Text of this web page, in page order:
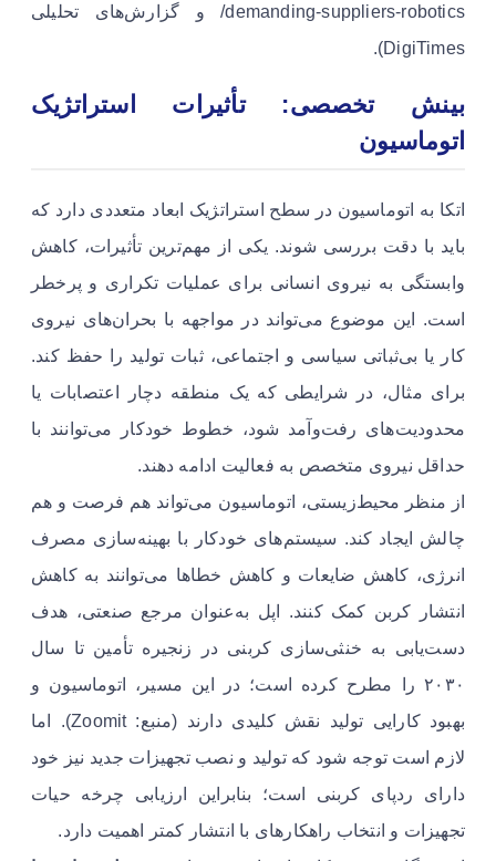
demanding-suppliers-robotics/ و گزارش‌های تحلیلی
DigiTimes).
بینش تخصصی: تأثیرات استراتژیک
اتوماسیون
اتکا به اتوماسیون در سطح استراتژیک ابعاد متعددی دارد که
باید با دقت بررسی شوند. یکی از مهم‌ترین تأثیرات، کاهش
وابستگی به نیروی انسانی برای عملیات تکراری و پرخطر
است. این موضوع می‌تواند در مواجهه با بحران‌های نیروی
کار یا بی‌ثباتی سیاسی و اجتماعی، ثبات تولید را حفظ کند.
برای مثال، در شرایطی که یک منطقه دچار اعتصابات یا
محدودیت‌های رفت‌وآمد شود، خطوط خودکار می‌توانند با
حداقل نیروی متخصص به فعالیت ادامه دهند.
از منظر محیط‌زیستی، اتوماسیون می‌تواند هم فرصت و هم
چالش ایجاد کند. سیستم‌های خودکار با بهینه‌سازی مصرف
انرژی، کاهش ضایعات و کاهش خطاها می‌توانند به کاهش
انتشار کربن کمک کنند. اپل به‌عنوان مرجع صنعتی، هدف
دست‌یابی به خنثی‌سازی کربنی در زنجیره تأمین تا سال
۲۰۳۰ را مطرح کرده است؛ در این مسیر، اتوماسیون و
بهبود کارایی تولید نقش کلیدی دارند (منبع: Zoomit). اما
لازم است توجه شود که تولید و نصب تجهیزات جدید نیز خود
دارای ردپای کربنی است؛ بنابراین ارزیابی چرخه حیات
تجهیزات و انتخاب راهکارهای با انتشار کمتر اهمیت دارد.